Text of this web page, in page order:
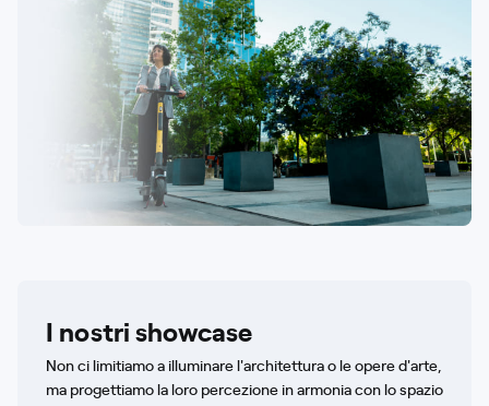
I nostri showcase
Non ci limitiamo a illuminare l'architettura o le opere d'arte,
ma progettiamo la loro percezione in armonia con lo spazio